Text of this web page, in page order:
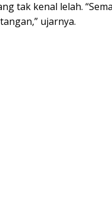
tak kenal lelah.
ujarnya.